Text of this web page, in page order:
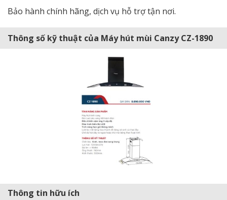
Bảo hành chính hãng, dịch vụ hỗ trợ tận nơi.
Thông số kỹ thuật của Máy hút mùi Canzy CZ-1890
Thông tin hữu ích